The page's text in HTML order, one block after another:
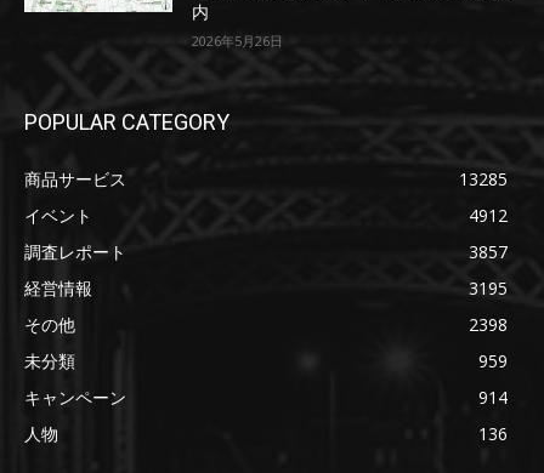
内
2026年5月26日
POPULAR CATEGORY
商品サービス
13285
イベント
4912
調査レポート
3857
経営情報
3195
その他
2398
未分類
959
キャンペーン
914
人物
136